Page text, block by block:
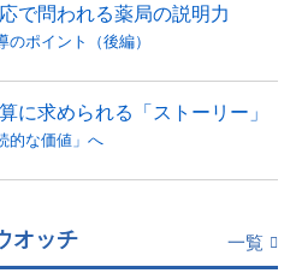
で問われる薬局の説明力
ポイント（後編）
求められる「ストーリー」
的な価値」へ
オッチ 一覧